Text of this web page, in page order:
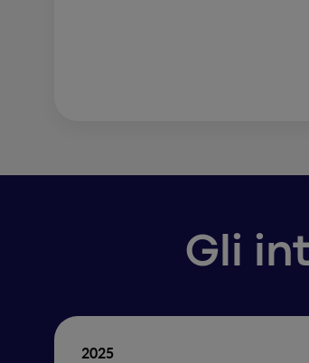
Gli
2025